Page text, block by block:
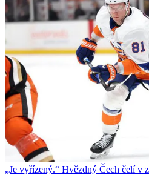
„Je vyřízený.“ Hvězdný Čech čelí v